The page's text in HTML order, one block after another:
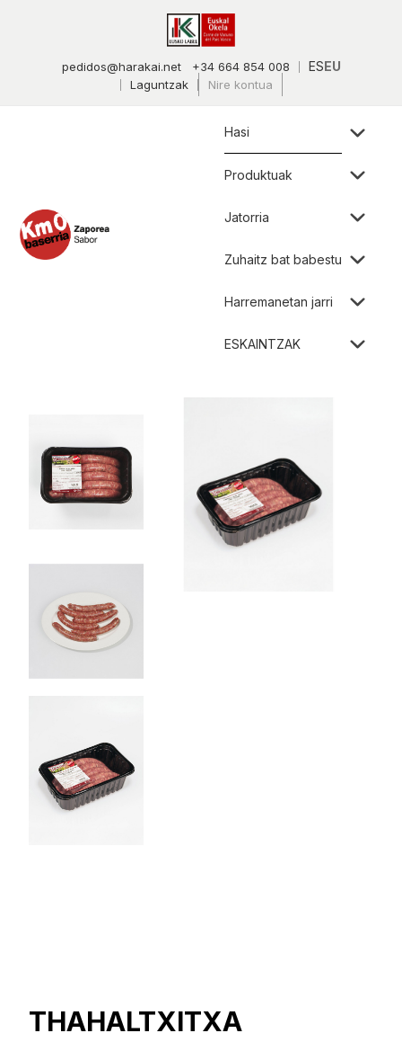
pedidos@harakai.net +34 664 854 008 ESEU
Laguntzak Nire kontua
Hasi
Produktuak
Jatorria
Zuhaitz bat babestu
Harremanetan jarri
ESKAINTZAK
THAHALTXITXA